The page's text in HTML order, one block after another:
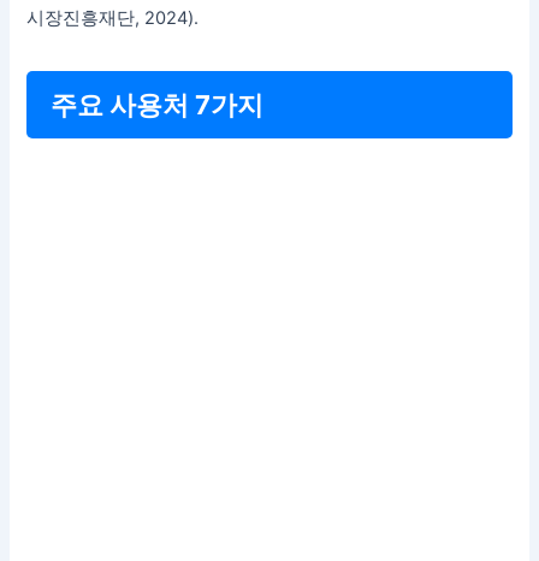
시장진흥재단, 2024).
주요 사용처 7가지